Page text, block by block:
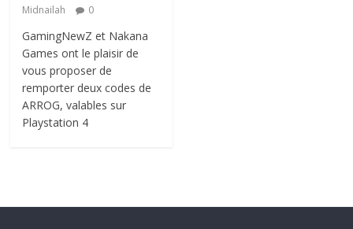
Midnailah
0
GamingNewZ et Nakana
Games ont le plaisir de
vous proposer de
remporter deux codes de
ARROG, valables sur
Playstation 4